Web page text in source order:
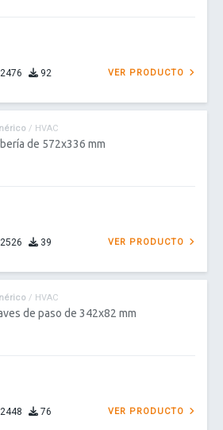
2476 92 VER PRODUCTO
/ HVAC
de 572x336 mm
2526 39 VER PRODUCTO
/ HVAC
de paso de 342x82 mm
2448 76 VER PRODUCTO